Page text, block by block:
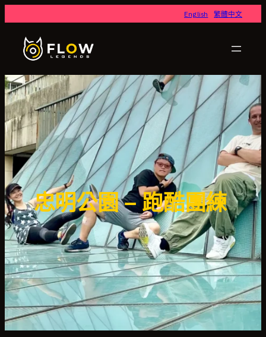
English 繁體中文
忠明公園 – 跑酷團練